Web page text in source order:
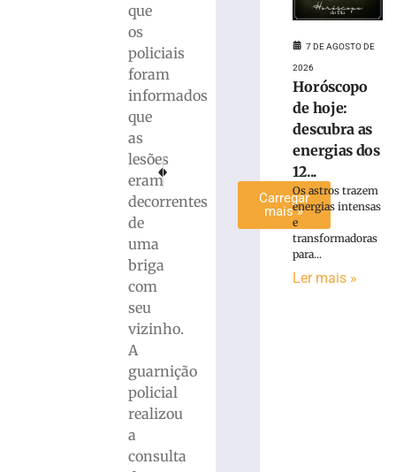
que
os
policiais
foram
informados
que
as
lesões
eram
decorrentes
de
uma
briga
com
seu
vizinho.
A
guarnição
policial
realizou
a
consulta
Quatro pessoas morrem em grave acidente
PRÓXIMO
Homem é morto durante discussão por dívida em
Brusque
Carregar
mais »
7 DE AGOSTO DE
2026
Horóscopo
de hoje:
descubra as
energias dos
12...
Os astros trazem
energias intensas
e
transformadoras
para...
Ler mais »